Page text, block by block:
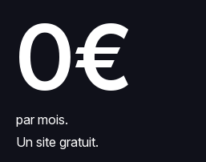
0€
par mois.
Un site gratuit.